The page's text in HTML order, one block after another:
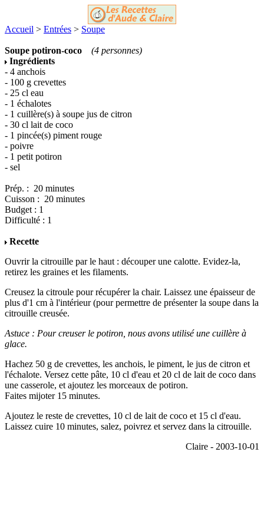
Accueil > Entrées > Soupe
Soupe potiron-coco
(4 personnes)
Ingrédients
- 4 anchois
- 100 g crevettes
- 25 cl eau
- 1 échalotes
- 1 cuillère(s) à soupe jus de citron
- 30 cl lait de coco
- 1 pincée(s) piment rouge
- poivre
- 1 petit potiron
- sel
Prép. : 20 minutes
Cuisson : 20 minutes
Budget : 1
Difficulté : 1
Recette
Ouvrir la citrouille par le haut : découper une calotte. Evidez-la,
retirez les graines et les filaments.
Creusez la citroule pour récupérer la chair. Laissez une épaisseur de
plus d'1 cm à l'intérieur (pour permettre de présenter la soupe dans la
citrouille creusée.
Astuce : Pour creuser le potiron, nous avons utilisé une cuillère à
glace.
Hachez 50 g de crevettes, les anchois, le piment, le jus de citron et
l'échalote. Versez cette pâte, 10 cl d'eau et 20 cl de lait de coco dans
une casserole, et ajoutez les morceaux de potiron.
Faites mijoter 15 minutes.
Ajoutez le reste de crevettes, 10 cl de lait de coco et 15 cl d'eau.
Laissez cuire 10 minutes, salez, poivrez et servez dans la citrouille.
Claire - 2003-10-01